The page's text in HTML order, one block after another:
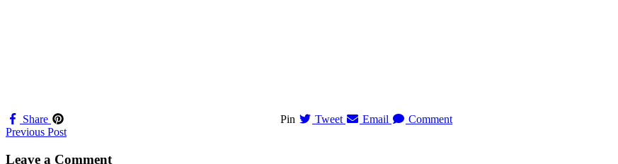
Share Pin Tweet Email Comment
Navigation
til
Previous Post
Leave a Comment